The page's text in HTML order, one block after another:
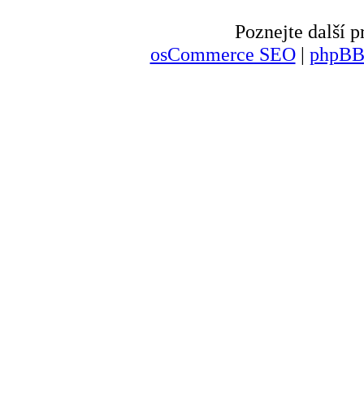
Poznejte další
osCommerce SEO|